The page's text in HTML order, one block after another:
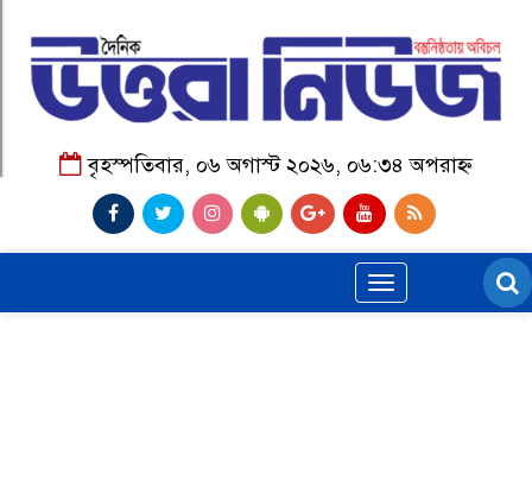
বৃহস্পতিবার, ০৬ অগাস্ট ২০২৬, ০৬:৩৪ অপরাহ্ন
Toggle
navigation